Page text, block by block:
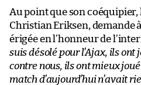
Au point que son coéquipier,
Christian Eriksen, demande
érigée en l’honneur de
suis désolé pour l’Ajax, ils ont
contre nous, ils ont mieux
match d’aujourd’hui n’avait